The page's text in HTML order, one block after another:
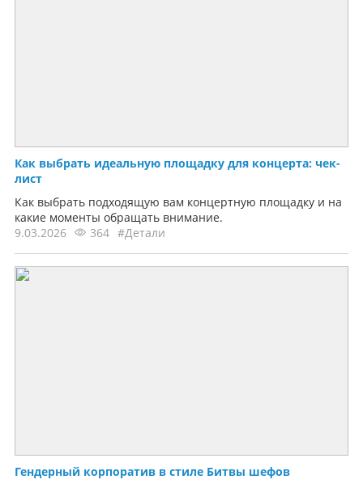
Как выбрать идеальную площадку для концерта: чек-
лист
Как выбрать подходящую вам концертную площадку и на
какие моменты обращать внимание.
9.03.2026
364 #Детали
Гендерный корпоратив в стиле Битвы шефов